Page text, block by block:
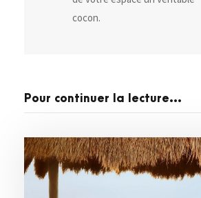
cocon.
Pour continuer la lecture...